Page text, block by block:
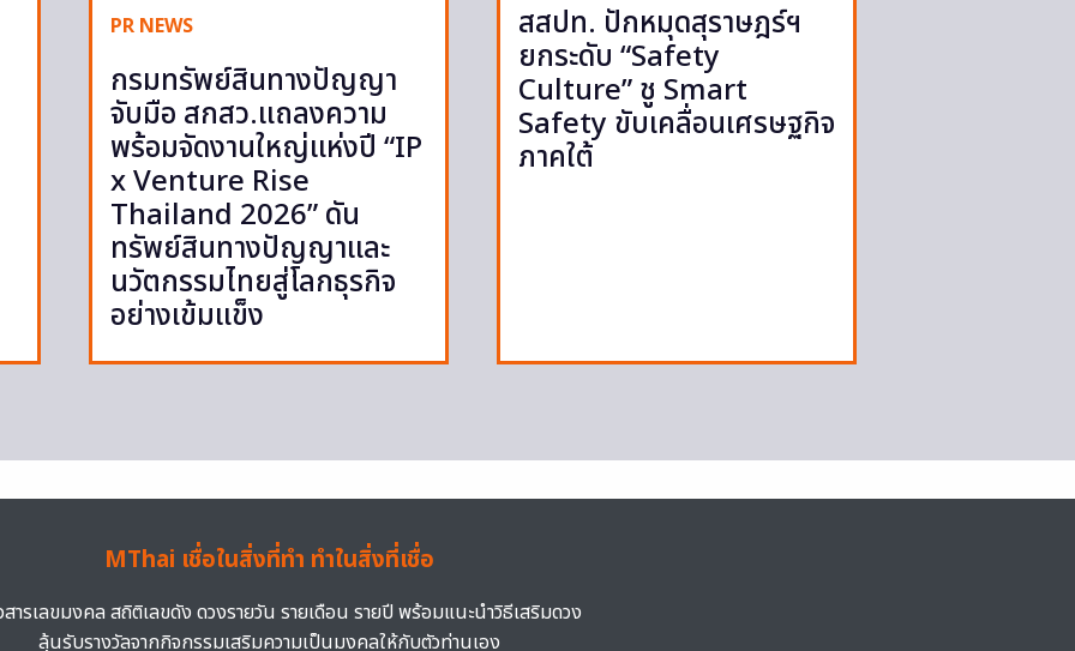
PR NEWS
กรมทรัพย์สินทางปัญญา
จับมือ สกสว.แถลงความ
พร้อมจัดงานใหญ่แห่งปี “IP
x Venture Rise
Thailand 2026” ดัน
ทรัพย์สินทางปัญญาและ
นวัตกรรมไทยสู่โลกธุรกิจ
อย่างเข้มแข็ง
สสปท. ปักหมุดสุราษฎร์ฯ
ยกระดับ “Safety
Culture” ชู Smart
Safety ขับเคลื่อนเศรษฐกิจ
ภาคใต้
MThai เชื่อในสิ่งที่ทำ ทำในสิ่งที่เชื่อ
สารเลขมงคล สถิติเลขดัง ดวงรายวัน รายเดือน รายปี พร้อมแนะนำวิธีเสริมดวง
ลุ้นรับรางวัลจากกิจกรรมเสริมความเป็นมงคลให้กับตัวท่านเอง